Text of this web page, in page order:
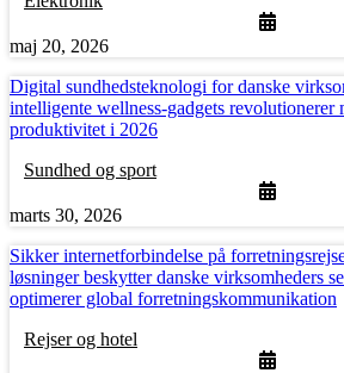
maj 20, 2026
Digital sundhedsteknologi for danske
intelligente wellness-gadgets
produktivitet i 2026
Sundhed og sport
marts 30, 2026
Sikker internetforbindelse på
løsninger beskytter danske virksomheders
optimerer global forretningskommunikation
Rejser og hotel